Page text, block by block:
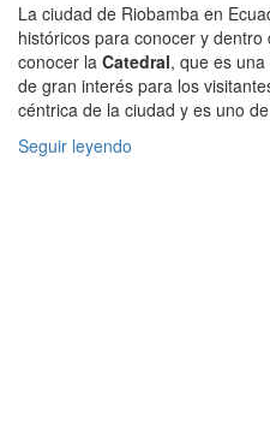
La ciudad de Riobamba en
históricos para conocer y
conocer la Catedral, que es
de gran interés para los
céntrica de la ciudad y es uno
Seguir leyendo